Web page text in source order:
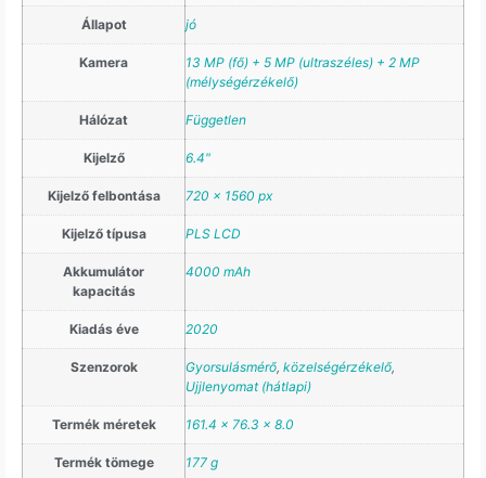
Állapot jó
Kamera
13 MP (fő) + 5 MP (ultraszéles) + 2 MP
(mélységérzékelő)
Hálózat Független
Kijelző 6.4"
Kijelző felbontása 720 x 1560 px
Kijelző típusa PLS LCD
Akkumulátor
kapacitás
4000 mAh
Kiadás éve 2020
Szenzorok Gyorsulásmérő, közelségérzékelő,
Ujjlenyomat (hátlapi)
Termék méretek 161.4 x 76.3 x 8.0
Termék tömege 177 g